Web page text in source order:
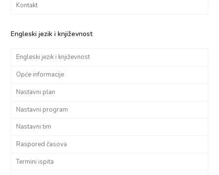
Kontakt
Engleski jezik i književnost
Engleski jezik i književnost
Opće informacije
Nastavni plan
Nastavni program
Nastavni tim
Raspored časova
Termini ispita